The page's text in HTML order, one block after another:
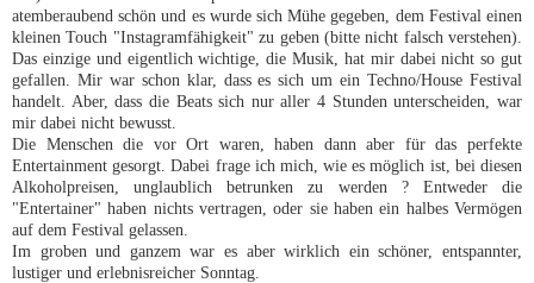
atemberaubend schön und es wurde sich Mühe gegeben, dem Festival einen
kleinen Touch "Instagramfähigkeit" zu geben (bitte nicht falsch verstehen).
Das einzige und eigentlich wichtige, die Musik, hat mir dabei nicht so gut
gefallen. Mir war schon klar, dass es sich um ein Techno/House Festival
handelt. Aber, dass die Beats sich nur aller 4 Stunden unterscheiden, war
mir dabei nicht bewusst.
Die Menschen die vor Ort waren, haben dann aber für das perfekte
Entertainment gesorgt. Dabei frage ich mich, wie es möglich ist, bei diesen
Alkoholpreisen, unglaublich betrunken zu werden ? Entweder die
"Entertainer" haben nichts vertragen, oder sie haben ein halbes Vermögen
auf dem Festival gelassen.
Im groben und ganzem war es aber wirklich ein schöner, entspannter,
lustiger und erlebnisreicher Sonntag.